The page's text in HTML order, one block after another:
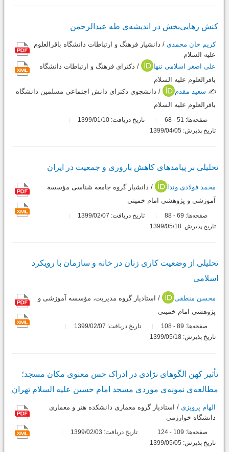
کنش رهایی‌بخش در اندیشه‌ی‌ طه عبدالرحمن
کریم خان محمدی / دانشیار فرهنگ و ارتباطات دانشگاه باقرالعلوم
علیه السلام
علی اصغر اسلامی تنها
/ دکترای فرهنگ و ارتباطات دانشگاه
باقرالعلوم علیه السلام
✍️ سعید مقدم
/ دانشجوی دکترای دانش اجتماعی مسلمین دانشگاه
باقرالعلوم علیه السلام
صفحه‌ها: 51
-
تاریخ دریافت: 1399/01/10
تاریخ پذیرش: 1399/04/05
تحلیلی بر پیامدهای کاهش باروری و جمعیت در ایران
محمد فولادی وندا
/ دانشیار گروه جامعه شناسی مؤسسة
آموزشی و پژوهشی امام خمینی
صفحه‌ها: 69
-
تاریخ دریافت: 1399/02/07
تاریخ پذیرش: 1399/05/18
تحلیلی از وضعیت کاری زنان در خانه و سازمان با رویکرد
اسلامی
محسن منطقی
/ استادیار گروه مدیریت، مؤسسه آموزشی و
پژوهشی امام خمینی
صفحه‌ها: 89
-
تاریخ دریافت: 1399/02/07
تاریخ پذیرش: 1399/05/18
تأثیر کهن الگوهای نژادی در ادراک حس معنوی مکان مسجد؛
مطالعه‌ی نمونه‌ی موردی مسجد امام حسین علیه السلام تهران
الهام پرویزی / استادیار گروه معماری دانشکده هنر و معماری
دانشگاه خوارزمی
صفحه‌ها: 109
-
تاریخ دریافت: 1399/02/03
تاریخ پذیرش: 1399/05/05